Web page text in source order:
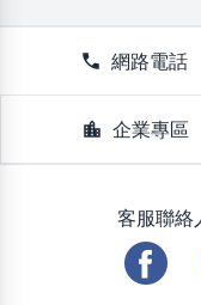
call 網路電話
location_city 企業專區
客服聯絡